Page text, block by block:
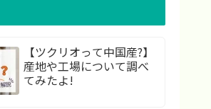
【ツクリオって中国産?】
産地や工場について調べ
てみたよ!